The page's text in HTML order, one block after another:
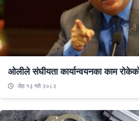
ओलीले संघीयता कार्यान्वयनका काम
जेठ १३ गते २०८२